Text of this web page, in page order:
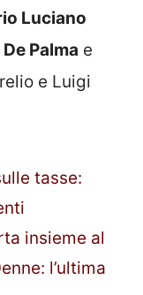
Luciano
Palma e
e Luigi
tasse:
insieme al
l’ultima